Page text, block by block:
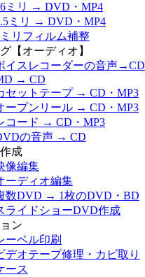
ミリ → DVD・MP4
ミリ → DVD・MP4
リフィルム補整
【オーディオ】
イスレコーダーの音声→CD
→ CD
セットテープ → CD・MP3
ープンリール → CD・MP3
コード → CD・MP3
の音声 → CD
成
像編集
ーディオ編集
数DVD → 1枚のDVD・BD
ライドショーDVD作成
ン
ーベル印刷
デオテープ修理・カビ取り
ース